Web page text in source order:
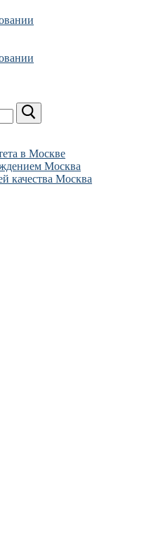
в Москве
Москва
качества Москва